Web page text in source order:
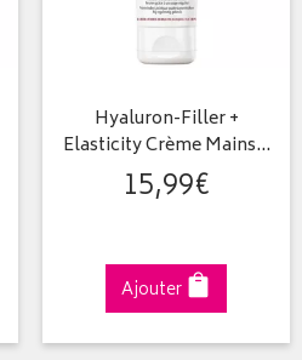
Hyaluron-Filler +
Elasticity Crème Mains…
15,99€
Ajouter